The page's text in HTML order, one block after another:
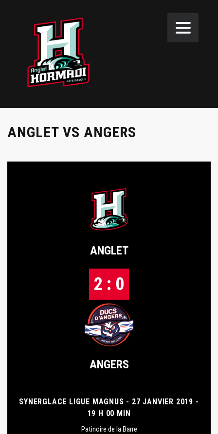
ANGLET VS ANGERS
ANGLET
2 : 0
ANGERS
SYNERGLACE LIGUE MAGNUS - 27 JANVIER 2019 -
19 H 00 MIN
Patinoire de la Barre